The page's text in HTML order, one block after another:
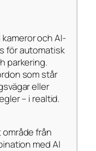
och AI-
för automatisk
parkering.
som står
eller
– i realtid.
från
med AI